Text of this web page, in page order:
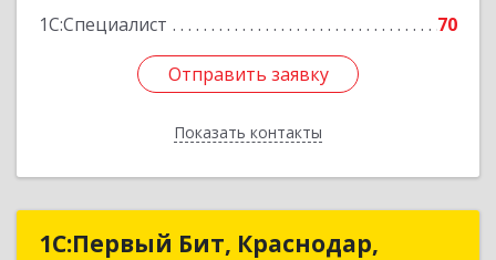
1С:Специалист
70
Отправить заявку
Показать контакты
Отправить заявку
Назад
1С:Первый Бит, Краснодар,
1С:Первый Бит, Краснодар,